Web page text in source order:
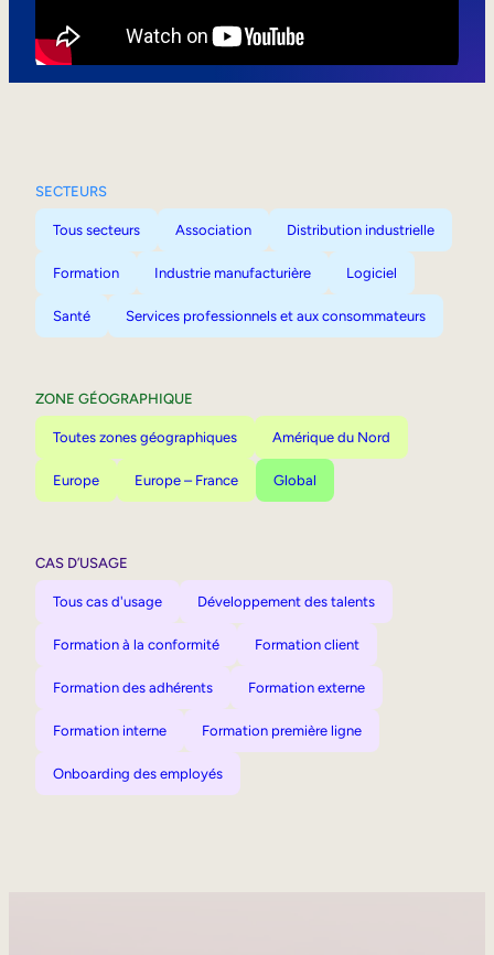
SECTEURS
Tous secteurs Association Distribution industrielle
Formation Industrie manufacturière Logiciel
Santé Services professionnels et aux consommateurs
ZONE GÉOGRAPHIQUE
Toutes zones géographiques Amérique du Nord
Europe Europe – France Global
CAS D’USAGE
Tous cas d'usage Développement des talents
Formation à la conformité Formation client
Formation des adhérents Formation externe
Formation interne Formation première ligne
Onboarding des employés